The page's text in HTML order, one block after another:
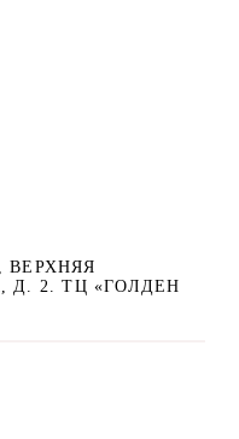
ВЕРХНЯЯ
Д. 2. ТЦ «ГОЛДЕН